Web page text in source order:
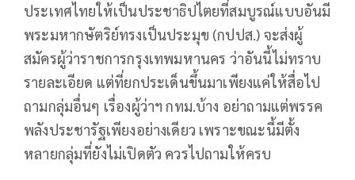
ประเทศไทยให้เป็นประชาธิปไตยที่สมบูรณ์แบบอันมี
พระมหากษัตริย์ทรงเป็นประมุข (กปปส.) จะส่งผู้
สมัครผู้ว่าราชการกรุงเทพมหานคร ว่าอันนี้ไม่ทราบ
รายละเอียด แต่ที่ยกประเด็นขึ้นมาเพียงแค่ให้สื่อไป
ถามกลุ่มอื่นๆ เรื่องผู้ว่าฯ กทม.บ้าง อย่าถามแต่พรรค
พลังประชารัฐเพียงอย่างเดียว เพราะขณะนี้มีตั้ง
หลายกลุ่มที่ยังไม่เปิดตัว ควรไปถามให้ครบ